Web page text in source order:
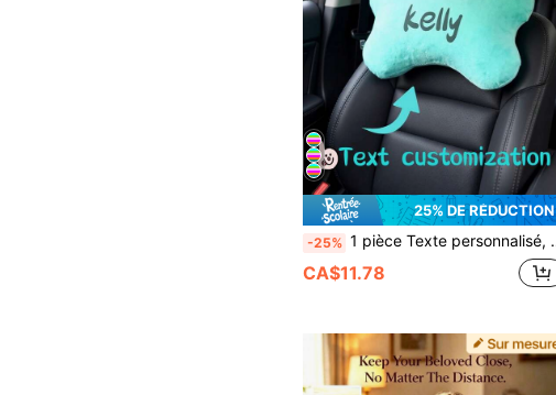
25% DE RÉDUCTION
-25% 1 pièce Texte personnalisé, nom, numéro, conception du nom de l'amant, meilleur choix de cadeau pour l'anniversaire, la fête des pères, la fête des mères, Halloween, Noël, la veille de Noël, la Saint-Valentin, l'anniversaire, la journée personnelle, le Memorial Day, Thanksgiving, Pâques, le poisson d'avril, le carnaval, la journée portes ouvertes, les jours fériés nationaux
CA$11.78